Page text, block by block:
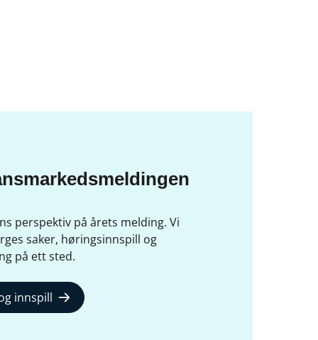
perspektiv på årets melding. Vi
saker, høringsinnspill og
på ett sted.
innspill